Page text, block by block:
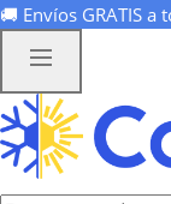
🚚 Envíos GRATIS a